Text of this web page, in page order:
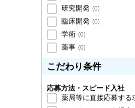
研究開発 (0)
臨床開発 (0)
学術 (0)
薬事 (0)
こだわり条件
応募方法・スピード入社
薬局等に直接応募する